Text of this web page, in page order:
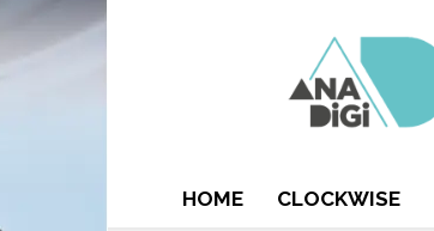
HOME CLOCKWISE